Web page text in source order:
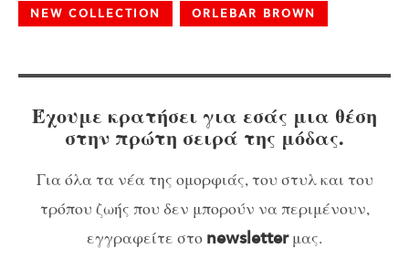
NEW COLLECTION ORLEBAR BROWN
Έχουμε κρατήσει για εσάς μια θέση
στην πρώτη σειρά της μόδας.
Για όλα τα νέα της ομορφιάς, του στυλ και του
τρόπου ζωής που δεν μπορούν να περιμένουν,
εγγραφείτε στο newsletterμας.